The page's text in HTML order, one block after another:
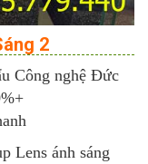
2
Công nghệ Đức
Lens ánh sáng